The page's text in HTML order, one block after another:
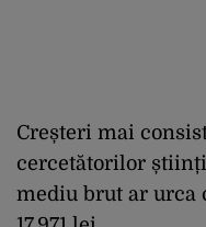
Creșteri mai
cercetătorilor
mediu brut ar urca